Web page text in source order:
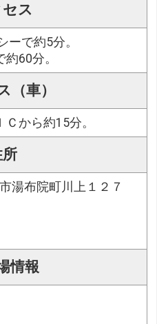
ス
ーで約5分。
60分。
（車）
から約15分。
湯布院町川上１２７
情報